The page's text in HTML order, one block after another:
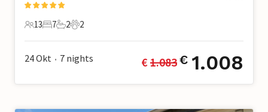
13 Gäste
13
7 Schlafzimmer
7
2 Badezimmer
2
2 Haustiere
2
24 Okt • 7 nights € 1.083€ 1.008